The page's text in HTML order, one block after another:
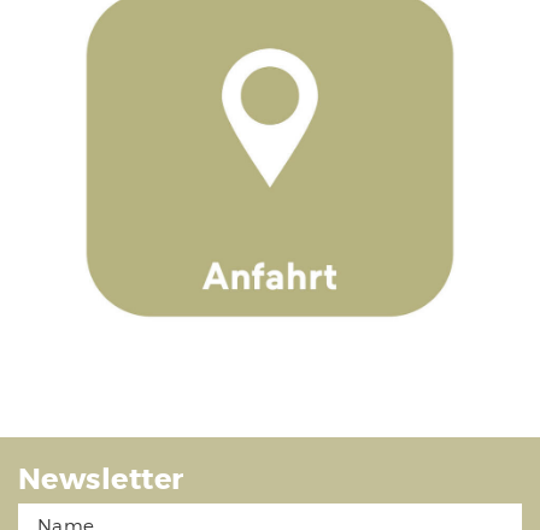
Newsletter